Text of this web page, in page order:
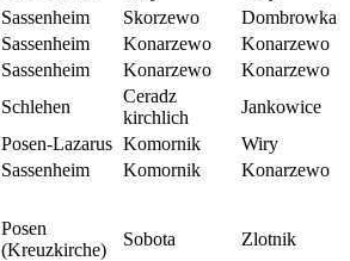
Sassenheim Skorzewo
Dombrowka
Sassenheim Konarzewo
Konarzewo
Sassenheim Konarzewo
Konarzewo
Schlehen
Ceradz
kirchlich
Jankowice
Posen-Lazarus Komornik
Wiry
Sassenheim Komornik
Konarzewo
Posen
(Kreuzkirche)
Sobota Zlotnik